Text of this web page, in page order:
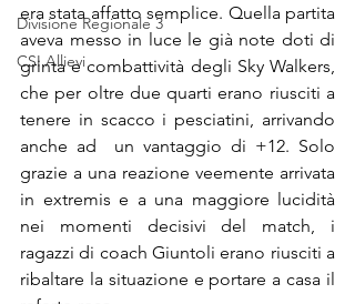
Divisione Regionale 3
CSI Allievi
era stata affatto semplice. Quella partita
aveva messo in luce le già note doti di
grinta e combattività degli Sky Walkers,
che per oltre due quarti erano riusciti a
tenere in scacco i pesciatini, arrivando
anche ad  un vantaggio di +12. Solo
grazie a una reazione veemente arrivata
in extremis e a una maggiore lucidità
nei momenti decisivi del match, i
ragazzi di coach Giuntoli erano riusciti a
ribaltare la situazione e portare a casa il